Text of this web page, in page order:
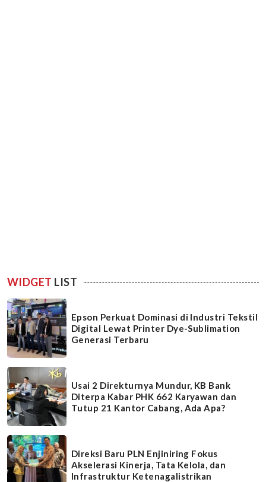
WIDGET LIST
Epson Perkuat Dominasi di Industri Tekstil
Digital Lewat Printer Dye-Sublimation
Generasi Terbaru
Usai 2 Direkturnya Mundur, KB Bank
Diterpa Kabar PHK 662 Karyawan dan
Tutup 21 Kantor Cabang, Ada Apa?
Direksi Baru PLN Enjiniring Fokus
Akselerasi Kinerja, Tata Kelola, dan
Infrastruktur Ketenagalistrikan